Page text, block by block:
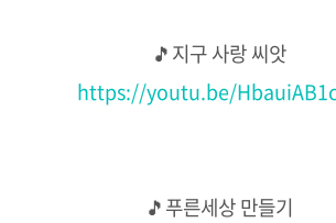
🎵지구 사랑 씨앗
https://youtu.be/
🎵푸른세상 만들기